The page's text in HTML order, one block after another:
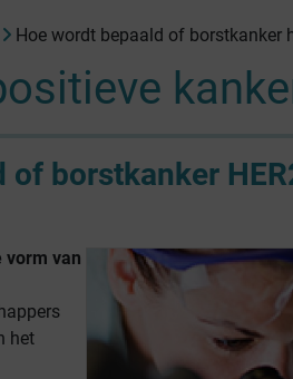
Hoe wordt bepaald of borstkanker
of borstkanker
vorm van
het